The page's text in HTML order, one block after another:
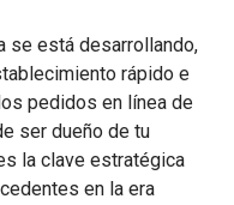
se está desarrollando,
rápido e
pedidos en línea de
ser dueño de tu
la clave estratégica
en la era